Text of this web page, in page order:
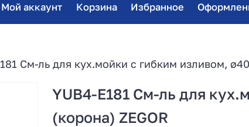
Мой аккаунт Корзина Избранное
См-ль для кух.мойки с гибким изливом,
YUB4-E181 См-ль для
(корона) ZEGOR